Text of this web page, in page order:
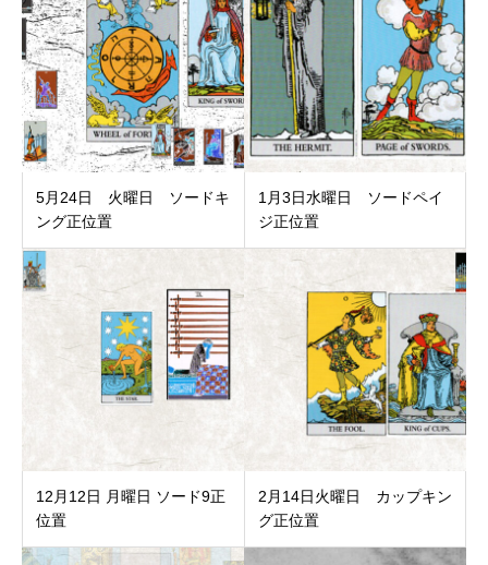
5月24日 火曜日 ソードキ
ング正位置
1月3日水曜日 ソードペイ
ジ正位置
12月12日 月曜日 ソード9正
位置
2月14日火曜日 カップキン
グ正位置